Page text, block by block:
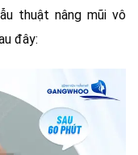
thuật nâng mũi vô
đây: